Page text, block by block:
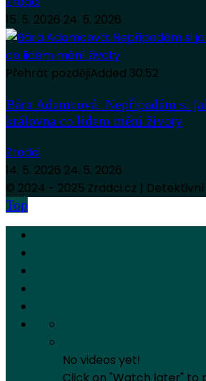
15. 5. 2026 24. 5. 2026
Přehrát pozdějiAdded 30:52
Bára Adamcová: Nepřipadám si
královna co lidem mění životy
Zradci
14. 5. 2026 24. 5. 2026
© 2024 - 2025 Zradci.cz |
Top
No videos yet!